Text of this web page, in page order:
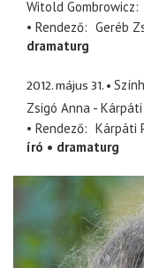
Witold Gombrowicz
Rendező
Geréb
dramaturg
2012. május 31.
Zsigó Anna -
Rendező
Kárpáti
író
dramaturg